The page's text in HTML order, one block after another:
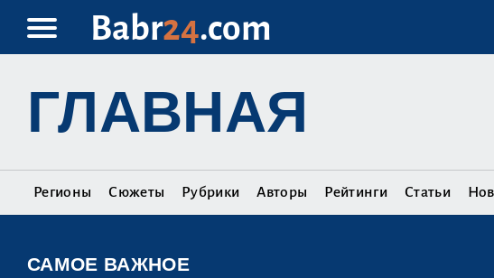
Babr24.com
ГЛАВНАЯ
Регионы Сюжеты Рубрики Авторы Рейтинги Статьи
САМОЕ ВАЖНОЕ